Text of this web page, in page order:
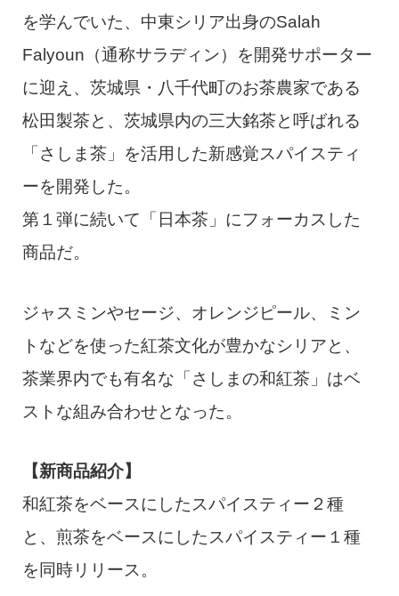
を学んでいた、中東シリア出身のSalah
Falyoun（通称サラディン）を開発サポーター
に迎え、茨城県・八千代町のお茶農家である
松田製茶と、茨城県内の三大銘茶と呼ばれる
「さしま茶」を活用した新感覚スパイスティ
ーを開発した。
第１弾に続いて「日本茶」にフォーカスした
商品だ。
ジャスミンやセージ、オレンジピール、ミン
トなどを使った紅茶文化が豊かなシリアと、
茶業界内でも有名な「さしまの和紅茶」はベ
ストな組み合わせとなった。
【新商品紹介】
和紅茶をベースにしたスパイスティー２種
と、煎茶をベースにしたスパイスティー１種
を同時リリース。